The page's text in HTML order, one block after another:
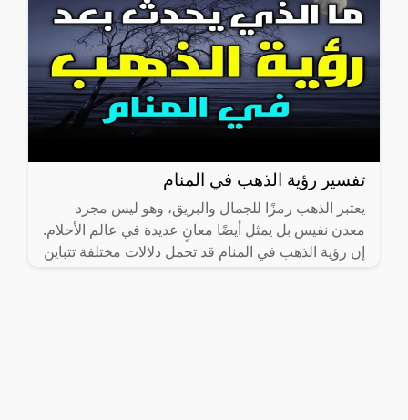
تفسير رؤية الذهب في المنام
يعتبر الذهب رمزًا للجمال والبريق، وهو ليس مجرد
معدن نفيس بل يمثل أيضًا معانٍ عديدة في عالم الأحلام.
إن رؤية الذهب في المنام قد تحمل دلالات مختلفة تتباين